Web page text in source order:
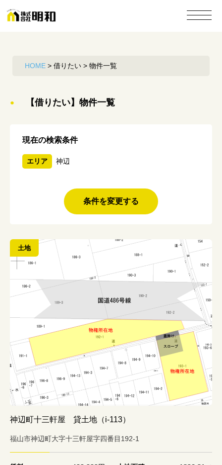
HOME > 借りたい > 物件一覧
● 【借りたい】物件一覧
現在の検索条件
エリア 神辺
条件を変更する
土地
神辺町十三軒屋 貸土地（i-113）
福山市神辺町大字十三軒屋字四番目192-1